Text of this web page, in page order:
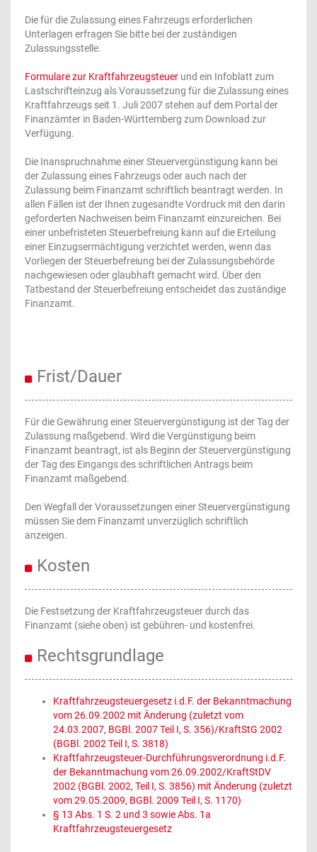
Die für die Zulassung eines Fahrzeugs erforderlichen
Unterlagen erfragen Sie bitte bei der zuständigen
Zulassungsstelle.
Formulare zur Kraftfahrzeugsteuer und ein Infoblatt zum
Lastschrifteinzug als Voraussetzung für die Zulassung eines
Kraftfahrzeugs seit 1. Juli 2007 stehen auf dem Portal der
Finanzämter in Baden-Württemberg zum Download zur
Verfügung.
Die Inanspruchnahme einer Steuervergünstigung kann bei
der Zulassung eines Fahrzeugs oder auch nach der
Zulassung beim Finanzamt schriftlich beantragt werden. In
allen Fällen ist der Ihnen zugesandte Vordruck mit den darin
geforderten Nachweisen beim Finanzamt einzureichen. Bei
einer unbefristeten Steuerbefreiung kann auf die Erteilung
einer Einzugsermächtigung verzichtet werden, wenn das
Vorliegen der Steuerbefreiung bei der Zulassungsbehörde
nachgewiesen oder glaubhaft gemacht wird. Über den
Tatbestand der Steuerbefreiung entscheidet das zuständige
Finanzamt.
Frist/Dauer
Für die Gewährung einer Steuervergünstigung ist der Tag der
Zulassung maßgebend. Wird die Vergünstigung beim
Finanzamt beantragt, ist als Beginn der Steuervergünstigung
der Tag des Eingangs des schriftlichen Antrags beim
Finanzamt maßgebend.
Den Wegfall der Voraussetzungen einer Steuervergünstigung
müssen Sie dem Finanzamt unverzüglich schriftlich
anzeigen.
Kosten
Die Festsetzung der Kraftfahrzeugsteuer durch das
Finanzamt (siehe oben) ist gebühren- und kostenfrei.
Rechtsgrundlage
Kraftfahrzeugsteuergesetz i.d.F. der Bekanntmachung
vom 26.09.2002 mit Änderung (zuletzt vom
24.03.2007, BGBl. 2007 Teil I, S. 356)/KraftStG 2002
(BGBl. 2002 Teil I, S. 3818)
Kraftfahrzeugsteuer-Durchführungsverordnung i.d.F.
der Bekanntmachung vom 26.09.2002/KraftStDV
2002 (BGBl. 2002, Teil I, S. 3856) mit Änderung (zuletzt
vom 29.05.2009, BGBl. 2009 Teil I, S. 1170)
§ 13 Abs. 1 S. 2 und 3 sowie Abs. 1a
Kraftfahrzeugsteuergesetz